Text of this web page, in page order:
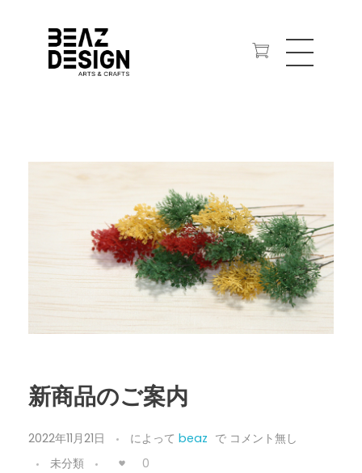
新商品のご案内
2022年11月21日 によって beaz で コメント無し
未分類
0